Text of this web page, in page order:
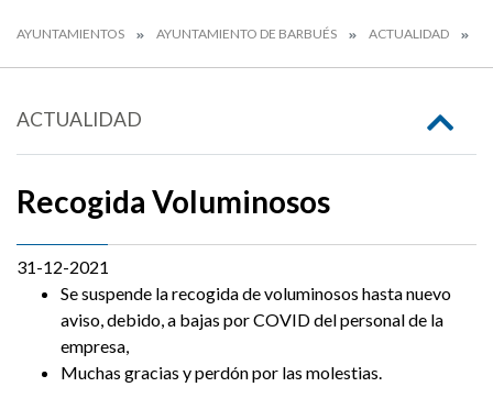
AYUNTAMIENTOS AYUNTAMIENTO DE BARBUÉS ACTUALIDAD
ACTUALIDAD
Recogida Voluminosos
31-12-2021
Se suspende la recogida de voluminosos hasta nuevo
aviso, debido, a bajas por COVID del personal de la
empresa,
Muchas gracias y perdón por las molestias.